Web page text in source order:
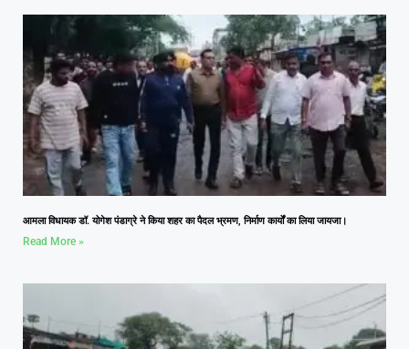
आमला विधायक डॉ. योगेश पंडाग्रे ने किया शहर का पैदल भ्रमण, निर्माण कार्यों का लिया जायजा।
Read More »